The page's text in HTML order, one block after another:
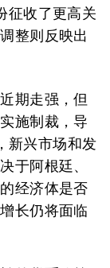
征收了更高关
整则反映出
期走强，但
施制裁，导
新兴市场和发
于阿根廷、
经济体是否
长仍将面临